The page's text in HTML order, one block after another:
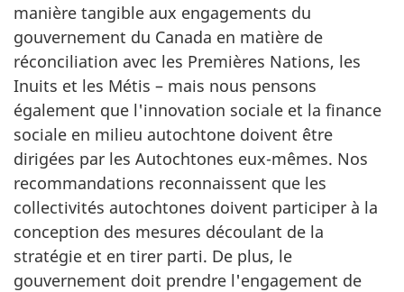
manière tangible aux engagements du
gouvernement du Canada en matière de
réconciliation avec les Premières Nations, les
Inuits et les Métis – mais nous pensons
également que l'innovation sociale et la finance
sociale en milieu autochtone doivent être
dirigées par les Autochtones eux-mêmes. Nos
recommandations reconnaissent que les
collectivités autochtones doivent participer à la
conception des mesures découlant de la
stratégie et en tirer parti. De plus, le
gouvernement doit prendre l'engagement de